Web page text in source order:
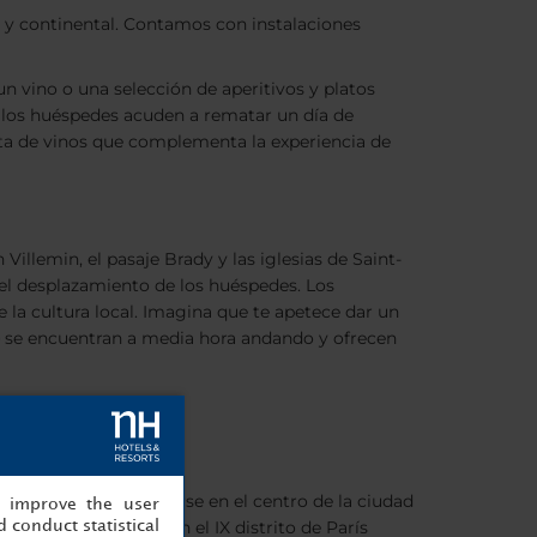
y continental. Contamos con instalaciones
vino o una selección de aperitivos y platos
huéspedes acuden a rematar un día de
de vinos que complementa la experiencia de
el pasaje Brady y las iglesias de Saint-
desplazamiento de los huéspedes. Los
cultura local. Imagina que te apetece dar un
encuentran a media hora andando y ofrecen
es perfecto para alojarse en el centro de la ciudad
la rue La Fayette, en el IX distrito de París
the user
conduct statistical